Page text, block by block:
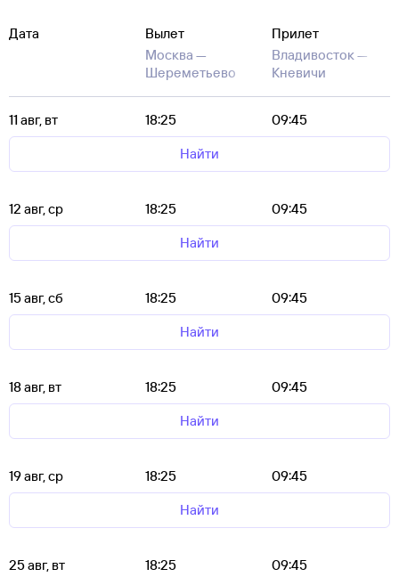
Дата
Вылет
Москва —
Шереметьево
Прилет
Владивосток —
Кневичи
11 авг, вт 18:25
09:45
Найти
12 авг, ср 18:25
09:45
Найти
15 авг, сб 18:25
09:45
Найти
18 авг, вт 18:25
09:45
Найти
19 авг, ср 18:25
09:45
Найти
25 авг, вт 18:25
09:45